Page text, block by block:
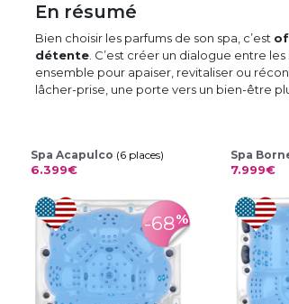
En résumé
Bien choisir les parfums de son spa, c’est
détente . C’est créer un dialogue entre
ensemble pour apaiser, revitaliser ou
lâcher-prise, une porte vers un bien-être
Spa Acapulco (6 places)
6.399€
-68%
Spa
7.999€